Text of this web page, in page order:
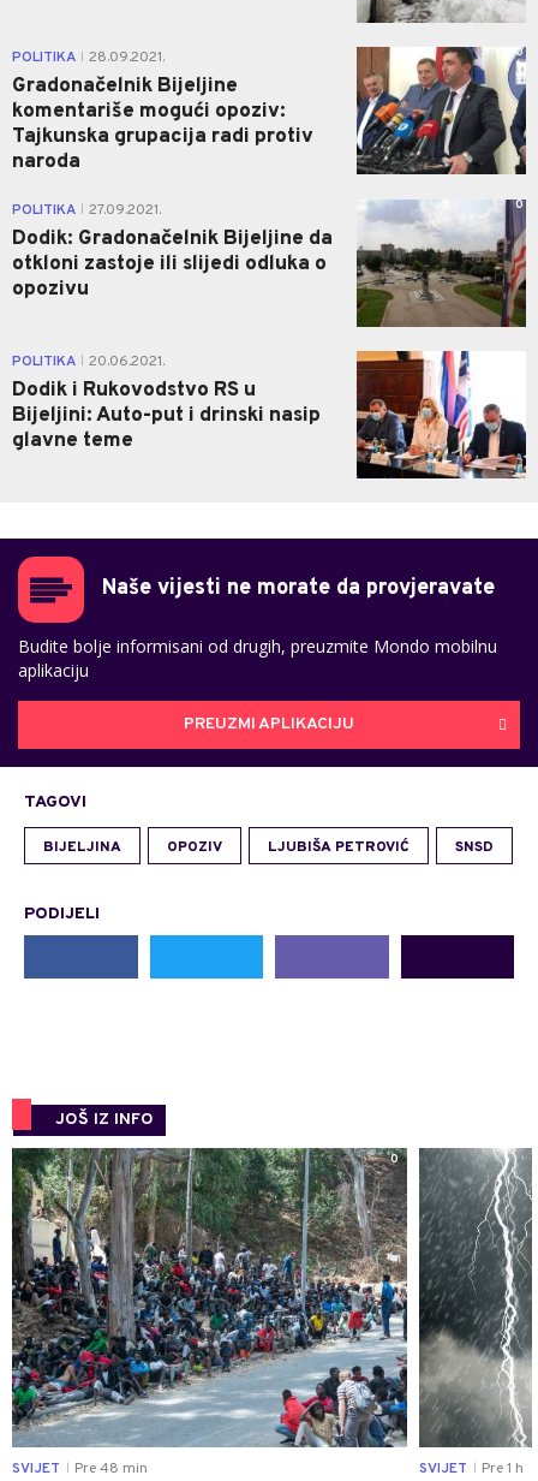
POLITIKA 28.09.2021.
Gradonačelnik Bijeljine
komentariše mogući opoziv:
Tajkunska grupacija radi protiv
naroda
0
POLITIKA 27.09.2021.
Dodik: Gradonačelnik Bijeljine da
otkloni zastoje ili slijedi odluka o
opozivu
0
POLITIKA 20.06.2021.
Dodik i Rukovodstvo RS u
Bijeljini: Auto-put i drinski nasip
glavne teme
Naše vijesti ne morate da provjeravate
Budite bolje informisani od drugih, preuzmite Mondo mobilnu
aplikaciju
PREUZMI APLIKACIJU
TAGOVI
BIJELJINA OPOZIV LJUBIŠA PETROVIĆ SNSD
PODIJELI
JOŠ IZ INFO
0
SVIJET Pre 48 min SVIJET Pre 1 h